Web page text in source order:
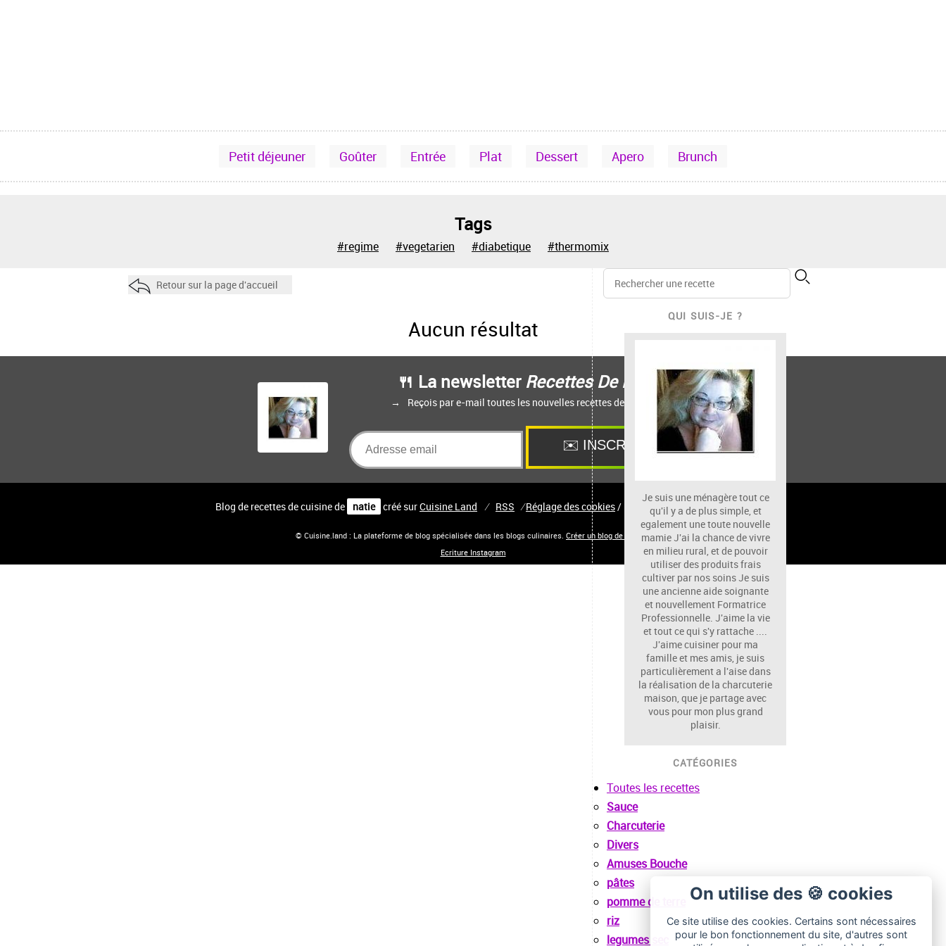
Petit déjeuner Goûter Entrée Plat Dessert Apero Brunch
Tags
#regime #vegetarien #diabetique #thermomix
Retour sur la page d'accueil
Aucun résultat QUI SUIS-JE ?
Je suis une ménagère tout ce
qu'il y a de plus simple, et
egalement une toute nouvelle
mamie J'ai la chance de vivre
en milieu rural, et de pouvoir
utiliser des produits frais
cultiver par nos soins Je suis
une ancienne aide soignante
et nouvellement Formatrice
Professionnelle. J'aime la vie
et tout ce qui s'y rattache ....
J'aime cuisiner pour ma
famille et mes amis, je suis
particulièrement a l'aise dans
la réalisation de la charcuterie
maison, que je partage avec
vous pour mon plus grand
plaisir.
CATÉGORIES
Toutes les recettes
Sauce
Charcuterie
Divers
Amuses Bouche
pâtes
pomme de terre
riz
legumes sec
On utilise des 🍪 cookies
Ce site utilise des cookies. Certains sont nécessaires
pour le bon fonctionnement du site, d'autres sont
🍴 La newsletter Recettes De Natie
Reçois par e-mail toutes les nouvelles recettes de natie.
Blog de recettes de cuisine de natie créé surCuisine Land ⁄ RSS ⁄Réglage des cookies/ ✉️ Contacter natie
© Cuisine.land : La plateforme de blog spécialisée dans les blogs culinaires. Créer un blog de cuisine
Ecriture Instagram